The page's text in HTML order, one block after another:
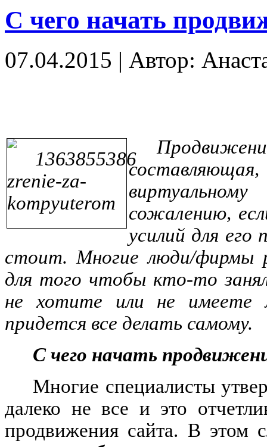
С чего начать
07.04.2015 | Автор:
сожалению,
усилий для
стоит. Многие люди/фирмы
для того чтобы кто-то
не хотите или не имеете
придется все делать самому.
С чего начать
Многие специалисты
далеко не все и это
продвижения сайта. В этом